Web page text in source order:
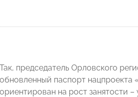
Так, председатель Орловского
обновленный паспорт
ориентирован на рост занятости